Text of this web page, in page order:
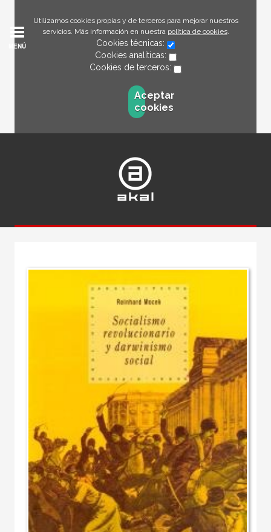
Utilizamos cookies propias y de terceros para mejorar nuestros
servicios. Más información en nuestra política de cookies.
Cookies técnicas:
Cookies analíticas:
Cookies de terceros:
Aceptar
cookies
MENÚ